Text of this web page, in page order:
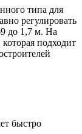
типа для
регулировать
до 1,7 м. На
подходит
быстро